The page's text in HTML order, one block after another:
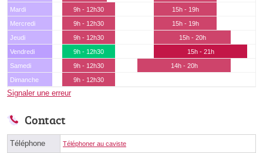
Mardi
9h - 12h30
15h - 19h
Mercredi
9h - 12h30
15h - 19h
Jeudi
9h - 12h30
15h - 20h
Vendredi
9h - 12h30
15h - 21h
Samedi
9h - 12h30
14h - 20h
Dimanche
9h - 12h30
Signaler une erreur
Contact
Téléphone Téléphoner au caviste